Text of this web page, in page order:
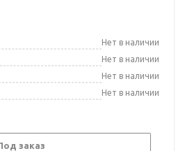
Нет в наличии
Нет в наличии
Нет в наличии
Нет в наличии
заказ